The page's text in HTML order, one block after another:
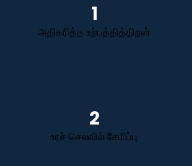
1
அதிகரித்த உற்பத்தித்திறன்
2
உரச் செலவில் சேமிப்பு